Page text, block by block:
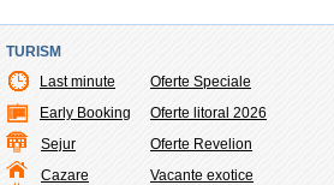
TURISM
Last minute
Early Booking
Sejur
Cazare
Oferte Speciale
Oferte litoral 2026
Oferte Revelion
Vacante exotice